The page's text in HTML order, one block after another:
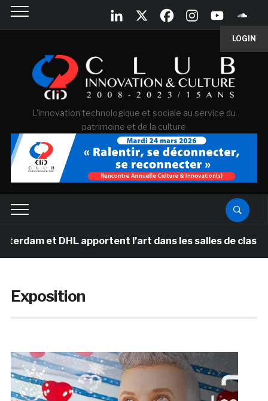
LOGIN
L'innovation technologique et sociale au service du
patrimoine et de la culture
DHL apportent l’art dans les salles de classe des
Exposition